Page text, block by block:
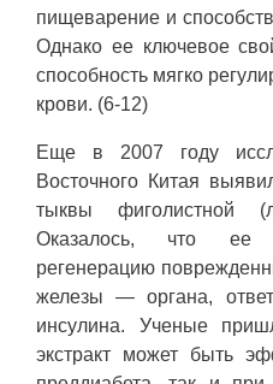
пищеварение и
Однако ее ключевое
способность мягко
крови. (6-12)
Еще в 2007 году
Восточного Китая
тыквы фиголистной
Оказалось, что ее
регенерацию
железы — органа,
инсулина. Ученые
экстракт может быть